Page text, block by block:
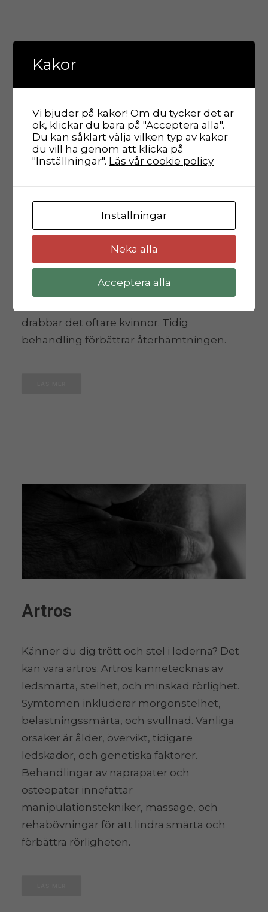
Frusen axel / Frozen
shouder
Frusen axel, eller frozen shoulder,
kännetecknas av smärta och stelhet som
begränsar rörligheten i axelleden.
Tillståndet utvecklas i tre faser: smärta,
stelhet och upptining. Naprapater på Rygg
och Ledkliniken kan behandla frusen axel
med manuell terapi, mobilisering,
stretching, elektroterapi och tejpning.
drabbar det oftare kvinnor. Tidig
behandling förbättrar återhämtningen.
Artros
Känner du dig trött och stel i lederna? Det
kan vara artros. Artros kännetecknas av
ledsmärta, stelhet, och minskad rörlighet.
Symtomen inkluderar morgonstelhet,
belastningssmärta, och svullnad. Vanliga
orsaker är ålder, övervikt, tidigare
ledskador, och genetiska faktorer.
Behandlingar av naprapater och
osteopater innefattar
manipulationstekniker, massage, och
rehabövningar för att lindra smärta och
förbättra rörligheten.
Kakor
Vi bjuder på kakor! Om du tycker det är
ok, klickar du bara på "Acceptera alla".
Du kan såklart välja vilken typ av kakor
du vill ha genom att klicka på
"Inställningar". Läs vår cookie policy
Inställningar
Neka alla
Acceptera alla